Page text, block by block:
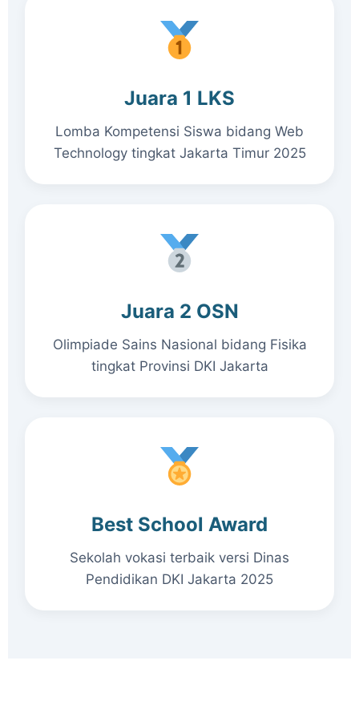
Juara 1 LKS
Lomba Kompetensi Siswa bidang Web
Technology tingkat Jakarta Timur 2025
Juara 2 OSN
Olimpiade Sains Nasional bidang Fisika
tingkat Provinsi DKI Jakarta
Best School Award
Sekolah vokasi terbaik versi Dinas
Pendidikan DKI Jakarta 2025